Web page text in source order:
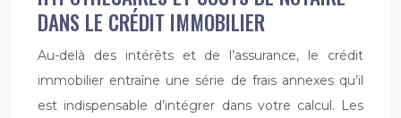
DANS LE CRÉDIT IMMOBILIER
Au-delà des intérêts et de l’assurance, le crédit
immobilier entraîne une série de frais annexes qu’il
est indispensable d’intégrer dans votre calcul. Les